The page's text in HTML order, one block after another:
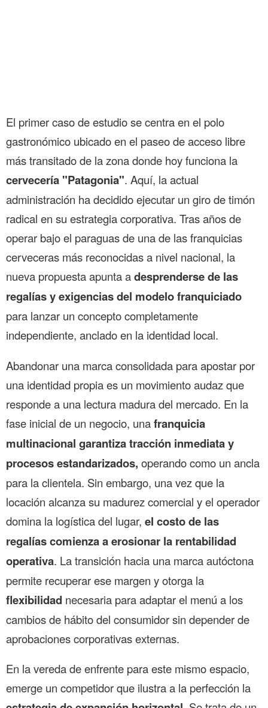
El primer caso de estudio se centra en el polo
gastronómico ubicado en el paseo de acceso libre
más transitado de la zona donde hoy funciona la
cervecería "Patagonia". Aquí, la actual
administración ha decidido ejecutar un giro de timón
radical en su estrategia corporativa. Tras años de
operar bajo el paraguas de una de las franquicias
cerveceras más reconocidas a nivel nacional, la
nueva propuesta apunta adesprenderse de las
regalías y exigencias del modelo franquiciado
para lanzar un concepto completamente
independiente, anclado en la identidad local.
Abandonar una marca consolidada para apostar por
una identidad propia es un movimiento audaz que
responde a una lectura madura del mercado. En la
fase inicial de un negocio, unafranquicia
multinacional garantiza tracción inmediata y
procesos estandarizados, operando como un ancla
para la clientela. Sin embargo, una vez que la
locación alcanza su madurez comercial y el operador
domina la logística del lugar, el costo de las
regalías comienza a erosionar la rentabilidad
operativa. La transición hacia una marca autóctona
permite recuperar ese margen y otorga la
flexibilidad necesaria para adaptar el menú a los
cambios de hábito del consumidor sin depender de
aprobaciones corporativas externas.
En la vereda de enfrente para este mismo espacio,
emerge un competidor que ilustra a la perfección la